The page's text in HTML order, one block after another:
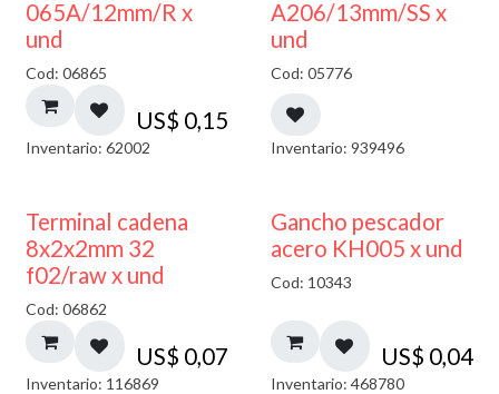
065A/12mm/R x
und
Cod: 06865
US$ 0,15
Inventario: 62002
A206/13mm/SS x
und
Cod: 05776
Inventario: 939496
Terminal cadena
8x2x2mm 32
f02/raw x und
Cod: 06862
US$ 0,07
Inventario: 116869
Gancho pescador
acero KH005 x und
Cod: 10343
US$ 0,04
Inventario: 468780